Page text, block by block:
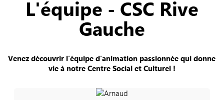
L'équipe - CSC Rive
Gauche
Venez découvrir l’équipe d’animation passionnée qui donne
vie à notre Centre Social et Culturel !